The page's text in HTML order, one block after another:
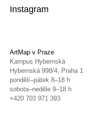
Instagram
ArtMap v Praze
Kampus Hybernská
Hybernská 998/4, Praha 1
pondělí–pátek 8–18 h
sobota–neděle 9–18 h
+420 703 971 393